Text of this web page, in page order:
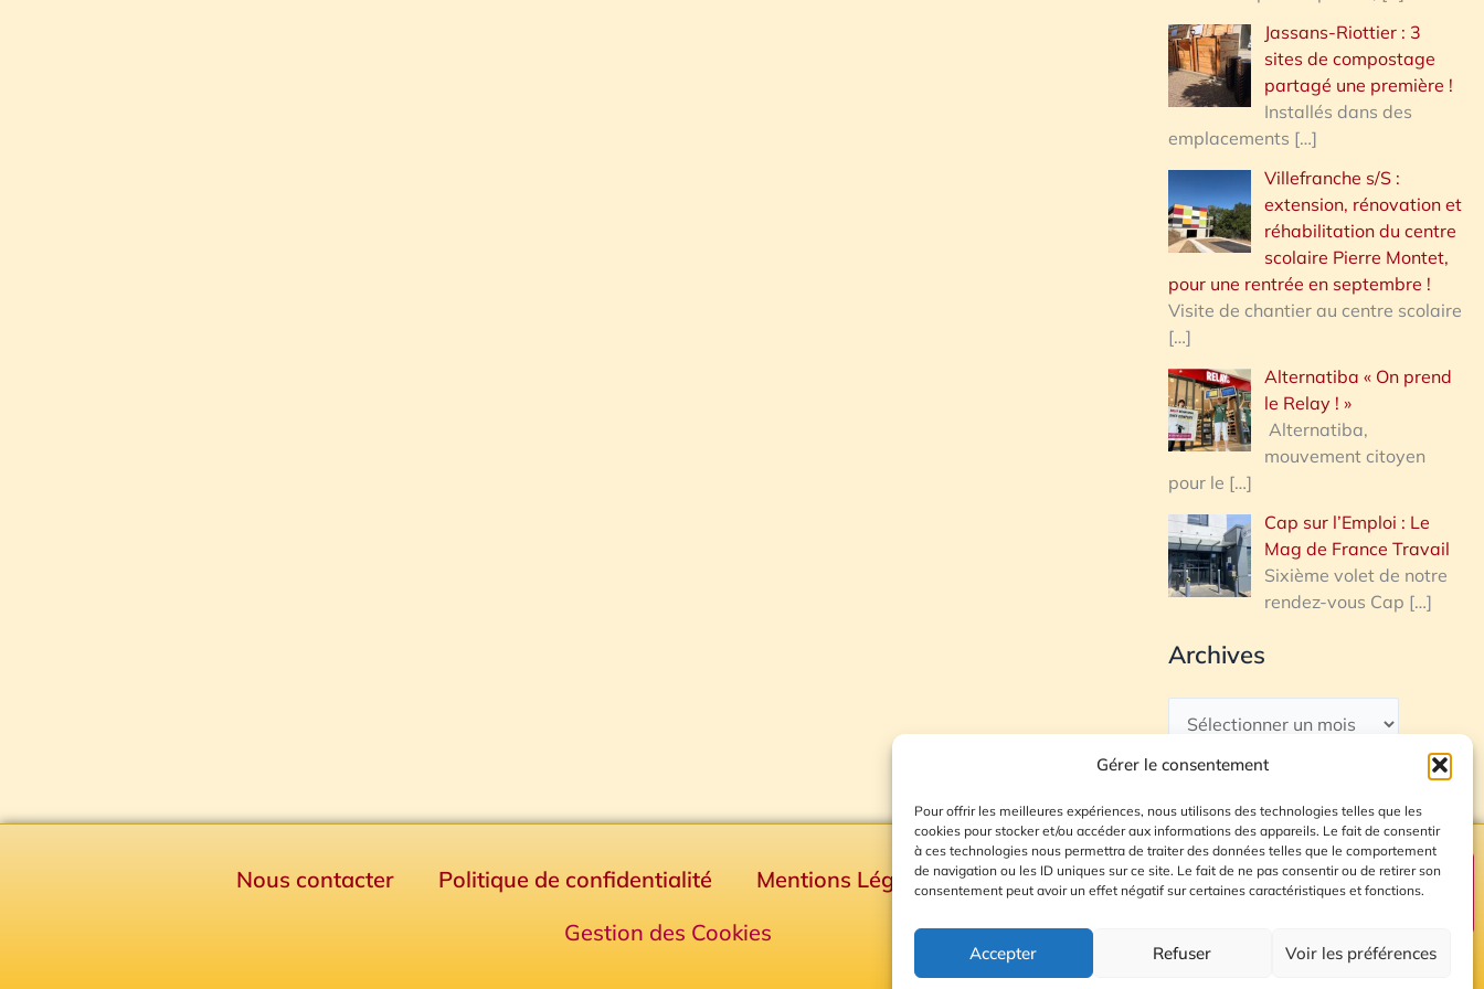
Gérer le consentement
Pour offrir les meilleures expériences, nous utilisons des technologies telles que les
cookies pour stocker et/ou accéder aux informations des appareils. Le fait de consentir
à ces technologies nous permettra de traiter des données telles que le comportement
de navigation ou les ID uniques sur ce site. Le fait de ne pas consentir ou de retirer son
consentement peut avoir un effet négatif sur certaines caractéristiques et fonctions.
Accepter Refuser Voir les préférences
Jassans-Riottier : 3
sites de compostage
partagé une première !
Installés dans des
emplacements […]
Villefranche s/S :
extension, rénovation et
réhabilitation du centre
scolaire Pierre Montet,
pour une rentrée en septembre !
Visite de chantier au centre scolaire
[…]
Alternatiba « On prend
le Relay ! »
Alternatiba,
mouvement citoyen
pour le […]
Cap sur l’Emploi : Le
Mag de France Travail
Sixième volet de notre
rendez-vous Cap […]
Archives
Nous contacter Politique de confidentialité Mentions Légales
Plan du site
Gestion des Cookies